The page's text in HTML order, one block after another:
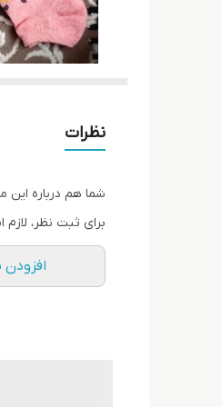
نظرات
شما هم درباره
برای ثبت نظر،
افزودن